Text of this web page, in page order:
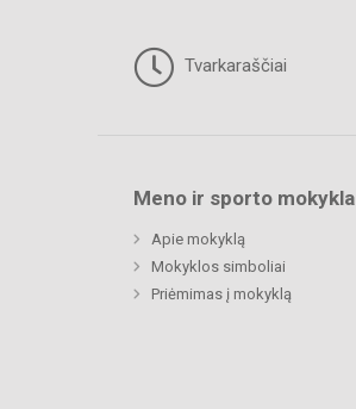
Tvarkaraščiai
Meno ir sporto mokykla
Apie mokyklą
Mokyklos simboliai
Priėmimas į mokyklą